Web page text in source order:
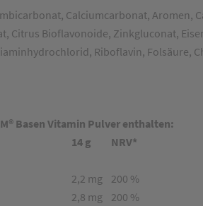
Calciumcarbonat, Aromen,
Citrus Bioflavonoide, Zinkgluconat,
Riboflavin, Folsäure,
Basen Vitamin Pulver enthalten:
14 g
NRV*
2,2 mg
200 %
2,8 mg
200 %